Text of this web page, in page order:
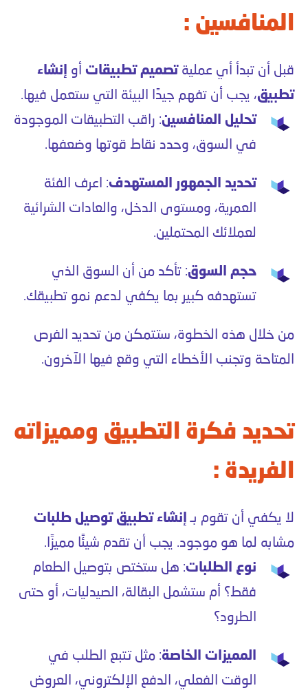
المنافسين :
قبل أن تبدأ أي عمليةتصميم تطبيقات أو
إنشاء
تطبيق، يجب أن تفهم جيدًا البيئة التي ستعمل فيها.
تحليل المنافسين: راقب التطبيقات الموجودة
في السوق، وحدد نقاط قوتها وضعفها.
تحديد الجمهور المستهدف: اعرف الفئة
العمرية، ومستوى الدخل، والعادات الشرائية
لعملائك المحتملين.
حجم السوق: تأكد من أن السوق الذي
تستهدفه كبير بما يكفي لدعم نمو تطبيقك.
من خلال هذه الخطوة، ستتمكن من تحديد الفرص
المتاحة وتجنب الأخطاء التي وقع فيها الآخرون.
تحديد فكرة التطبيق ومميزاته
الفريدة :
لا يكفي أن تقوم بـ إنشاء تطبيق توصيل طلبات
مشابه لما هو موجود. يجب أن تقدم شيئًا مميزًا.
نوع الطلبات: هل ستختص بتوصيل الطعام
فقط؟ أم ستشمل البقالة، الصيدليات، أو حتى
الطرود؟
المميزات الخاصة: مثل تتبع الطلب في
الوقت الفعلي، الدفع الإلكتروني، العروض